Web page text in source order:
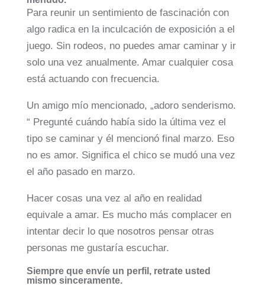
Para reunir un sentimiento de fascinación con
algo radica en la inculcación de exposición a el
juego. Sin rodeos, no puedes amar caminar y ir
solo una vez anualmente. Amar cualquier cosa
está actuando con frecuencia.
Un amigo mío mencionado, „adoro senderismo.
“ Pregunté cuándo había sido la última vez el
tipo se caminar y él mencionó final marzo. Eso
no es amor. Significa el chico se mudó una vez
el año pasado en marzo.
Hacer cosas una vez al año en realidad
equivale a amar. Es mucho más complacer en
intentar decir lo que nosotros pensar otras
personas me gustaría escuchar.
Siempre que envíe un perfil, retrate usted
mismo sinceramente.